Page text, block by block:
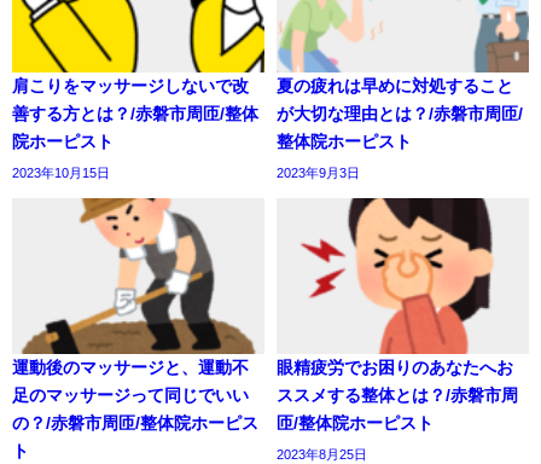
肩こりをマッサージしないで改
善する方とは？/赤磐市周匝/整体
院ホーピスト
2023年10月15日
夏の疲れは早めに対処すること
が大切な理由とは？/赤磐市周匝/
整体院ホーピスト
2023年9月3日
運動後のマッサージと、運動不
足のマッサージって同じでいい
の？/赤磐市周匝/整体院ホーピス
ト
眼精疲労でお困りのあなたへお
ススメする整体とは？/赤磐市周
匝/整体院ホーピスト
2023年8月25日